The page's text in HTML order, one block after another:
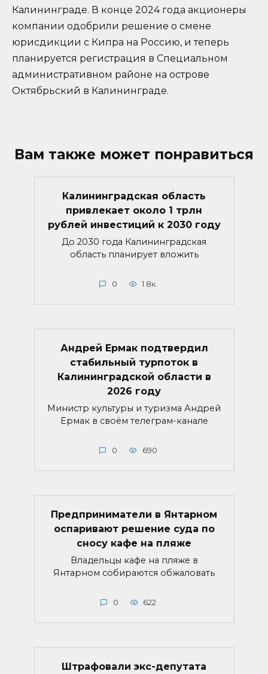
Калининграде. В конце 2024 года акционеры
компании одобрили решение о смене
юрисдикции с Кипра на Россию, и теперь
планируется регистрация в Специальном
административном районе на острове
Октябрьский в Калининграде.
Вам также может понравиться
Калининградская область
привлекает около 1 трлн
рублей инвестиций к 2030 году
До 2030 года Калининградская
область планирует вложить
0 1.8к.
Андрей Ермак подтвердил
стабильный турпоток в
Калининградской области в
2026 году
Министр культуры и туризма Андрей
Ермак в своём телеграм-канале
0 690
Предприниматели в Янтарном
оспаривают решение суда по
сносу кафе на пляже
Владельцы кафе на пляже в
Янтарном собираются обжаловать
0 622
Штрафовали экс-депутата